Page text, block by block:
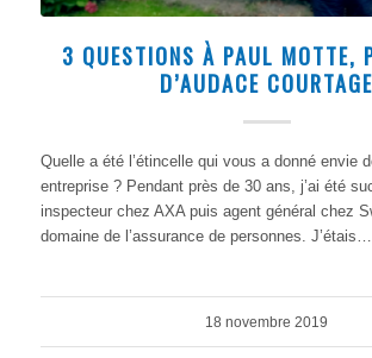
3 QUESTIONS À PAUL MOTTE,
D’AUDACE COURTAGE
Quelle a été l’étincelle qui vous a donné envie
entreprise ? Pendant près de 30 ans, j’ai été
inspecteur chez AXA puis agent général chez
domaine de l’assurance de personnes. J’étais…
18 novembre 2019